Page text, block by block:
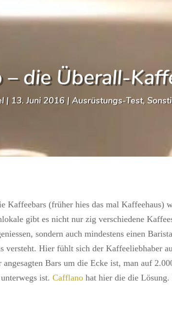
– die Überall-
| 13. Juni 2016|Ausrüstungs-Test,
Kaffeebars (früher hies das mal Kaffeehaus)
gibt es nicht nur zig verschiedene
sondern auch mindestens einen
versteht. Hier fühlt sich der Kaffeeliebhaber
angesagten Bars um die Ecke ist, man auf
unterwegs ist.Cafflano hat hier die die